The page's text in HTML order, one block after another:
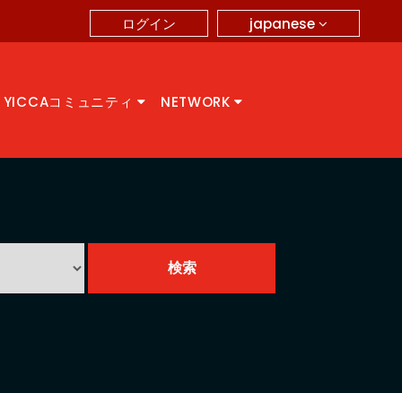
japanese
ログイン
YICCAコミュニティ NETWORK